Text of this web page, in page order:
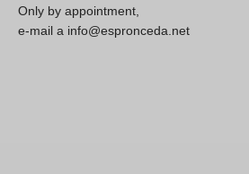
Only by appointment,
e-mail a info@espronceda.net